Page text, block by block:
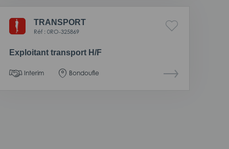
TRANSPORT
Réf : 0RO-325869
Exploitant transport H/F
Interim Bondoufle